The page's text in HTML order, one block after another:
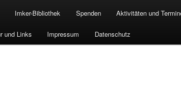
Imker-Bibliothek Spenden Aktivitäten und
und Links Impressum Datenschutz